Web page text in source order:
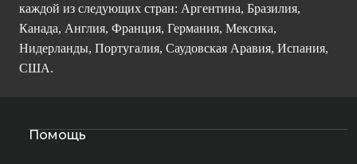
каждой из следующих стран: Аргентина, Бразилия,
Канада, Англия, Франция, Германия, Мексика,
Нидерланды, Португалия, Саудовская Аравия, Испания,
США.
Помощь